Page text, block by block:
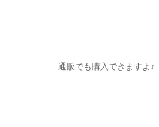
通販でも購入できますよ♪